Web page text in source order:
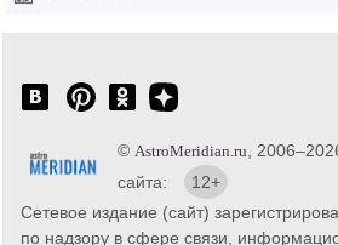
© AstroMeridian.ru ,
сайта:
12+
Сетевое издание (сайт)
по надзору в сфере связи,